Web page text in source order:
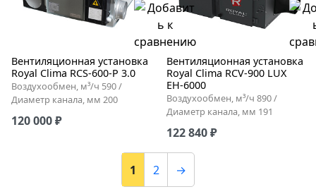
Вентиляционная установка
Royal Clima RCS-600-P 3.0
Воздухообмен, м³/ч 590 /
Диаметр канала, мм 200
120 000 ₽
Вентиляционная установка
Royal Clima RCV-900 LUX
EH-6000
Воздухообмен, м³/ч 890 /
Диаметр канала, мм 191
122 840 ₽
1 2 →